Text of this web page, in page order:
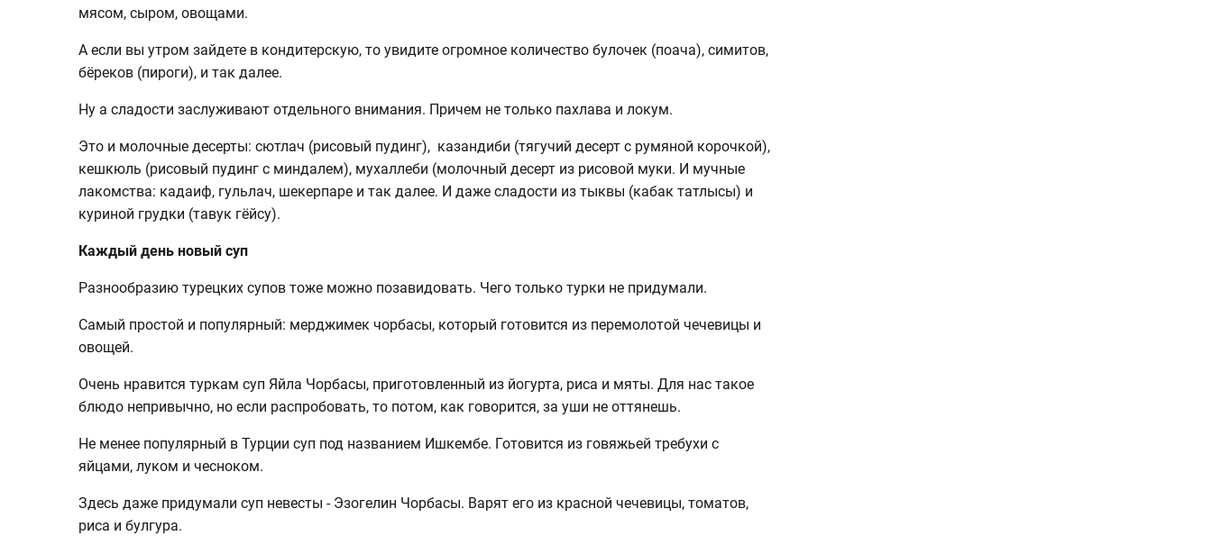
мясом, сыром, овощами.
А если вы утром зайдете в кондитерскую, то увидите огромное количество булочек (поача), симитов,
бёреков (пироги), и так далее.
Ну а сладости заслуживают отдельного внимания. Причем не только пахлава и локум.
Это и молочные десерты: сютлач (рисовый пудинг), казандиби (тягучий десерт с румяной корочкой),
кешкюль (рисовый пудинг с миндалем), мухаллеби (молочный десерт из рисовой муки. И мучные
лакомства: кадаиф, гульлач, шекерпаре и так далее. И даже сладости из тыквы (кабак татлысы) и
куриной грудки (тавук гёйсу).
Каждый день новый суп
Разнообразию турецких супов тоже можно позавидовать. Чего только турки не придумали.
Самый простой и популярный: мерджимек чорбасы, который готовится из перемолотой чечевицы и
овощей.
Очень нравится туркам суп Яйла Чорбасы, приготовленный из йогурта, риса и мяты. Для нас такое
блюдо непривычно, но если распробовать, то потом, как говорится, за уши не оттянешь.
Не менее популярный в Турции суп под названием Ишкембе. Готовится из говяжьей требухи с
яйцами, луком и чесноком.
Здесь даже придумали суп невесты - Эзогелин Чорбасы. Варят его из красной чечевицы, томатов,
риса и булгура.